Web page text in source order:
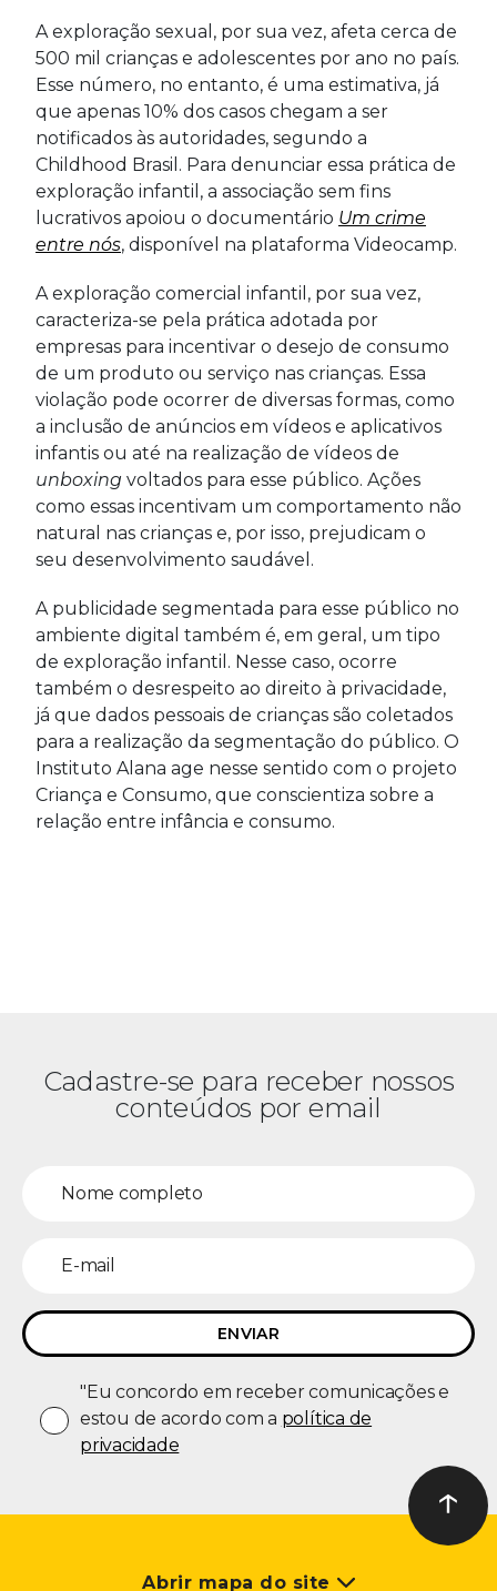
A exploração sexual, por sua vez, afeta cerca de
500 mil crianças e adolescentes por ano no país.
Esse número, no entanto, é uma estimativa, já
que apenas 10% dos casos chegam a ser
notificados às autoridades, segundo a
Childhood Brasil. Para denunciar essa prática de
exploração infantil, a associação sem fins
lucrativos apoiou o documentário Um crime
entre nós, disponível na plataforma Videocamp.
A exploração comercial infantil, por sua vez,
caracteriza-se pela prática adotada por
empresas para incentivar o desejo de consumo
de um produto ou serviço nas crianças. Essa
violação pode ocorrer de diversas formas, como
a inclusão de anúncios em vídeos e aplicativos
infantis ou até na realização de vídeos de
unboxing voltados para esse público. Ações
como essas incentivam um comportamento não
natural nas crianças e, por isso, prejudicam o
seu desenvolvimento saudável.
A publicidade segmentada para esse público no
ambiente digital também é, em geral, um tipo
de exploração infantil. Nesse caso, ocorre
também o desrespeito ao direito à privacidade,
já que dados pessoais de crianças são coletados
para a realização da segmentação do público. O
Instituto Alana age nesse sentido com o projeto
Criança e Consumo, que conscientiza sobre a
relação entre infância e consumo.
Cadastre-se para receber nossos
conteúdos por email
"Eu concordo em receber comunicações e
estou de acordo com a política de
privacidade
Ir ao
↑
Abrir mapa do site